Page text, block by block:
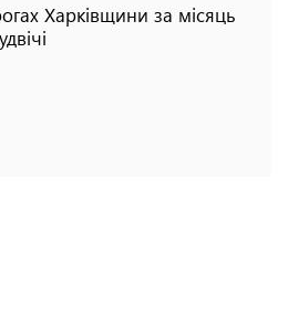
Харківщини за місяць